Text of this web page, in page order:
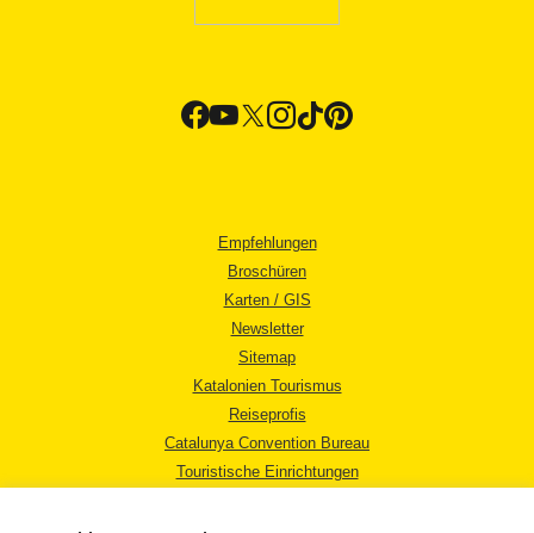
Empfehlungen
Broschüren
Karten / GIS
Newsletter
Sitemap
Katalonien Tourismus
Reiseprofis
Catalunya Convention Bureau
Touristische Einrichtungen